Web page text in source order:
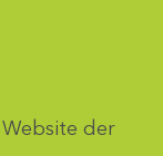
der